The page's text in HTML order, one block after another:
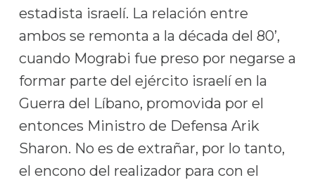
estadista israelí. La relación entre
ambos se remonta a la década del 80’,
cuando Mograbi fue preso por negarse a
formar parte del ejército israelí en la
Guerra del Líbano, promovida por el
entonces Ministro de Defensa Arik
Sharon. No es de extrañar, por lo tanto,
el encono del realizador para con el